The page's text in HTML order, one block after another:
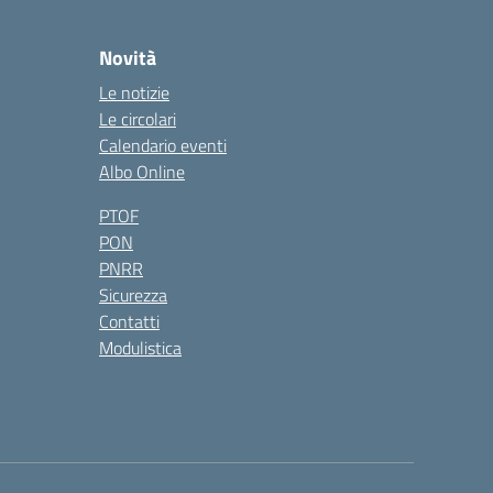
Novità
Le notizie
Le circolari
Calendario eventi
Albo Online
PTOF
PON
PNRR
Sicurezza
Contatti
Modulistica